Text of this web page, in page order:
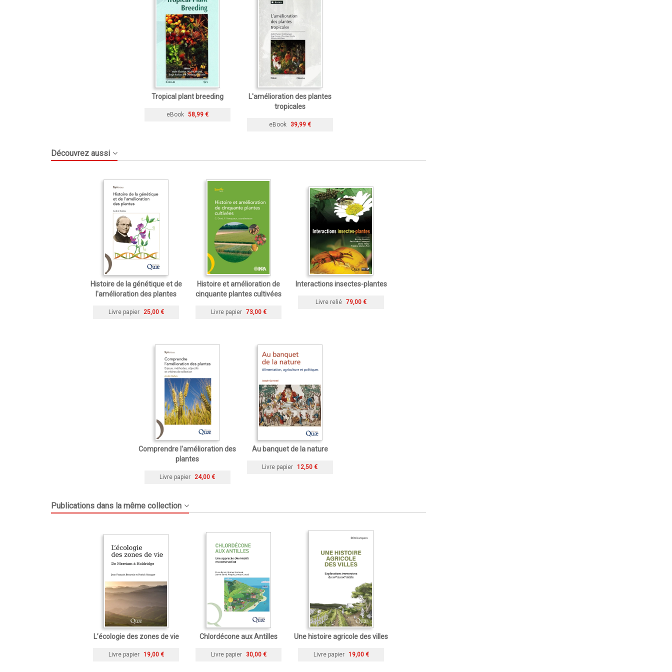
Tropical plant breeding
eBook 58,99 €
L'amélioration des plantes
tropicales
eBook 39,99 €
Découvrez aussi
Histoire de la génétique et de
l'amélioration des plantes
Livre papier 25,00 €
Histoire et amélioration de
cinquante plantes cultivées
Livre papier 73,00 €
Interactions insectes-plantes
Livre relié 79,00 €
Comprendre l'amélioration des
plantes
Livre papier 24,00 €
Au banquet de la nature
Livre papier 12,50 €
Publications dans la même collection
L’écologie des zones de vie
Livre papier 19,00 €
Chlordécone aux Antilles
Livre papier 30,00 €
Une histoire agricole des villes
Livre papier 19,00 €